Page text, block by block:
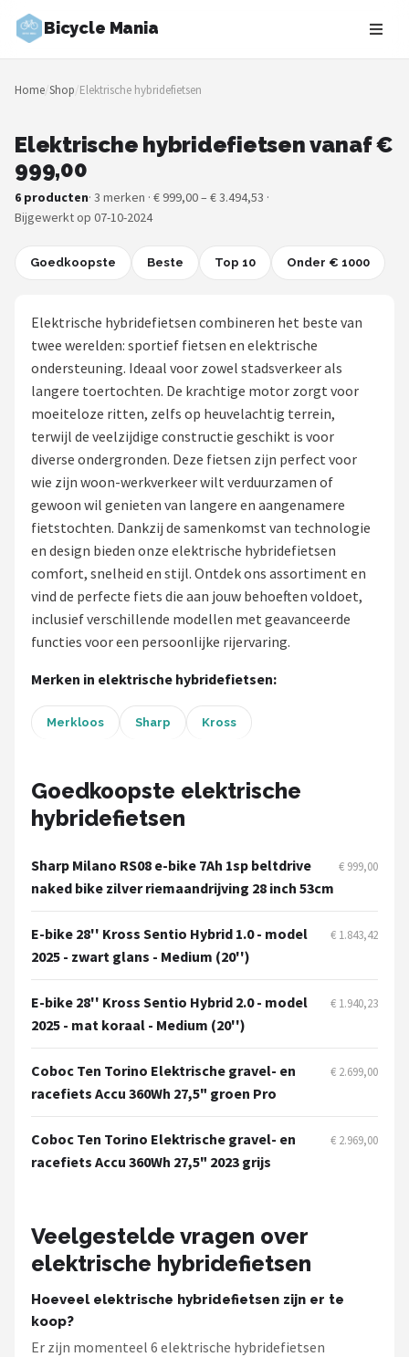
Bicycle Mania
Zoeken
NAVIGATIE
Merken
Blog
Fietsroutes
Stadsfietsen
Elektrische fietsen
Mountainbikes
Shop
Basil
Volare
ABUS
AXA
BBB Cycling
Schwalbe
Voltano
Shimano
Cortina
Alle merken →
Home/Shop/Elektrische hybridefietsen
Elektrische hybridefietsen vanaf €
999,00
6 producten· 3 merken · € 999,00 – € 3.494,53 ·
Bijgewerkt op 07-10-2024
Goedkoopste Beste Top 10 Onder € 1000
Elektrische hybridefietsen combineren het beste van
twee werelden: sportief fietsen en elektrische
ondersteuning. Ideaal voor zowel stadsverkeer als
langere toertochten. De krachtige motor zorgt voor
moeiteloze ritten, zelfs op heuvelachtig terrein,
terwijl de veelzijdige constructie geschikt is voor
diverse ondergronden. Deze fietsen zijn perfect voor
wie zijn woon-werkverkeer wilt verduurzamen of
gewoon wil genieten van langere en aangenamere
fietstochten. Dankzij de samenkomst van technologie
en design bieden onze elektrische hybridefietsen
comfort, snelheid en stijl. Ontdek ons assortiment en
vind de perfecte fiets die aan jouw behoeften voldoet,
inclusief verschillende modellen met geavanceerde
functies voor een persoonlijke rijervaring.
Merken in elektrische hybridefietsen:
Merkloos Sharp Kross
Goedkoopste elektrische
hybridefietsen
Sharp Milano RS08 e-bike 7Ah 1sp beltdrive
naked bike zilver riemaandrijving 28 inch 53cm
€ 999,00
E-bike 28'' Kross Sentio Hybrid 1.0 - model
2025 - zwart glans - Medium (20'')
€ 1.843,42
E-bike 28'' Kross Sentio Hybrid 2.0 - model
2025 - mat koraal - Medium (20'')
€ 1.940,23
Coboc Ten Torino Elektrische gravel- en
racefiets Accu 360Wh 27,5" groen Pro
€ 2.699,00
Coboc Ten Torino Elektrische gravel- en
racefiets Accu 360Wh 27,5" 2023 grijs
€ 2.969,00
Veelgestelde vragen over
elektrische hybridefietsen
Hoeveel elektrische hybridefietsen zijn er te
koop?
Er zijn momenteel 6 elektrische hybridefietsen